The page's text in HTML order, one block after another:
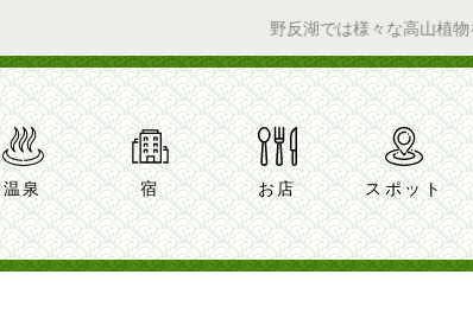
野反湖では様々な高山植物をお楽
温泉 宿 お店 スポット